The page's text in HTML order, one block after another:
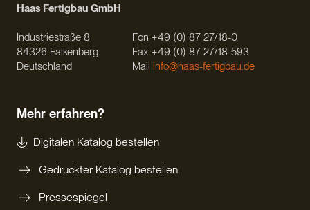
Haas Fertigbau GmbH
Industriestraße 8
84326 Falkenberg
Deutschland
Fon +49 (0) 87 27/18-0
Fax +49 (0) 87 27/18-593
Mail info@haas-fertigbau.de
Mehr erfahren?
Digitalen Katalog bestellen
Gedruckter Katalog bestellen
Pressespiegel